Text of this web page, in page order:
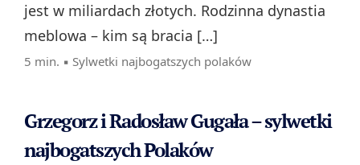
jest w miliardach złotych. Rodzinna dynastia
meblowa – kim są bracia […]
5 min. ▪ Sylwetki najbogatszych polaków
Grzegorz i Radosław Gugała – sylwetki
najbogatszych Polaków